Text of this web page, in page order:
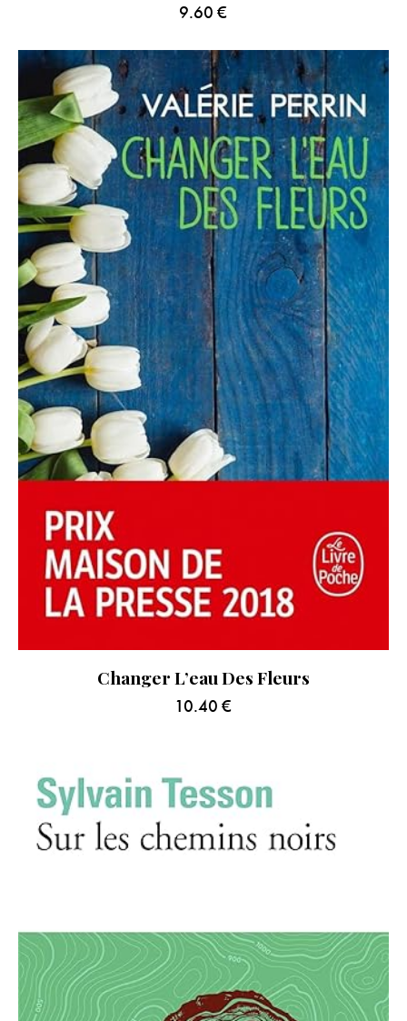
9.60 €
Changer L’eau Des Fleurs
10.40 €